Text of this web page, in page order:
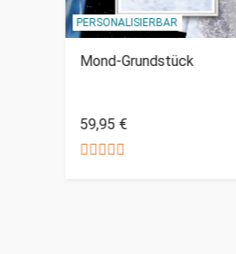
PERSONALISIERBAR
Mond-Grundstück
59,95 €